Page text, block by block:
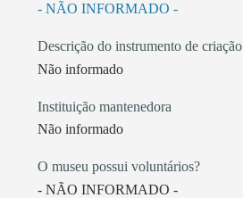
- NÃO INFORMADO -
Descrição do instrumento de criação
Não informado
Instituição mantenedora
Não informado
O museu possui voluntários?
- NÃO INFORMADO -